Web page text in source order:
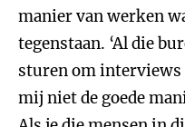
manier van werken
tegenstaan. ‘Al die
sturen om interviews
mij niet de goede